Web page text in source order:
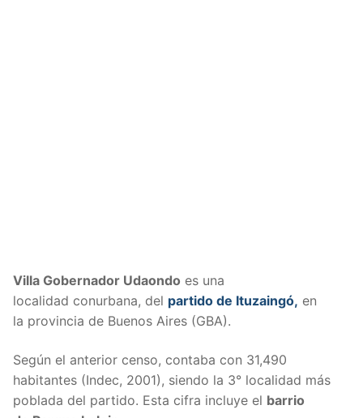
Villa Gobernador Udaondo es una
localidad conurbana, del partido de Ituzaingó, en
la provincia de Buenos Aires (GBA).
Según el anterior censo, contaba con 31,490
habitantes (Indec, 2001), siendo la 3° localidad más
poblada del partido. Esta cifra incluye el barrio